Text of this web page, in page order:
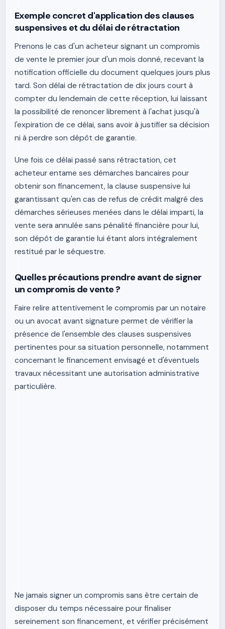
Exemple concret d'application des clauses
suspensives et du délai de rétractation
Prenons le cas d'un acheteur signant un compromis
de vente le premier jour d'un mois donné, recevant la
notification officielle du document quelques jours plus
tard. Son délai de rétractation de dix jours court à
compter du lendemain de cette réception, lui laissant
la possibilité de renoncer librement à l'achat jusqu'à
l'expiration de ce délai, sans avoir à justifier sa décision
ni à perdre son dépôt de garantie.
Une fois ce délai passé sans rétractation, cet
acheteur entame ses démarches bancaires pour
obtenir son financement, la clause suspensive lui
garantissant qu'en cas de refus de crédit malgré des
démarches sérieuses menées dans le délai imparti, la
vente sera annulée sans pénalité financière pour lui,
son dépôt de garantie lui étant alors intégralement
restitué par le séquestre.
Quelles précautions prendre avant de signer
un compromis de vente ?
Faire relire attentivement le compromis par un notaire
ou un avocat avant signature permet de vérifier la
présence de l'ensemble des clauses suspensives
pertinentes pour sa situation personnelle, notamment
concernant le financement envisagé et d'éventuels
travaux nécessitant une autorisation administrative
particulière.
Ne jamais signer un compromis sans être certain de
disposer du temps nécessaire pour finaliser
sereinement son financement, et vérifier précisément